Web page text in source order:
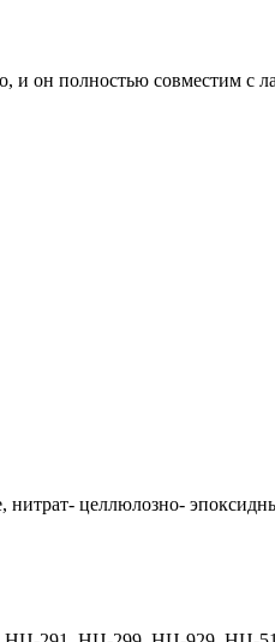
и он полностью совместим с
целлюлозно-